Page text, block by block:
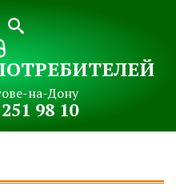
на-Дону
98 10